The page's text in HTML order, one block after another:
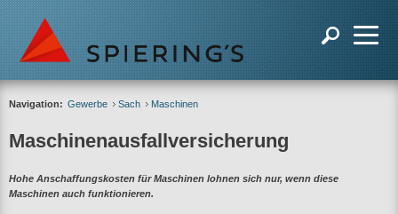
Navigation: Gewerbe Sach Maschinen
Maschinenausfallversicherung
Hohe Anschaffungskosten für Maschinen lohnen sich nur, wenn diese
Maschinen auch funktionieren.